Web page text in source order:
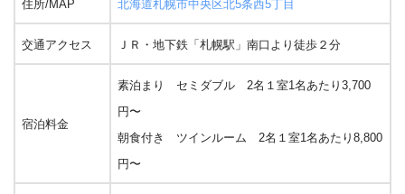
住所/MAP 北海道札幌市中央区北5条西5丁目
交通アクセス ＪＲ・地下鉄「札幌駅」南口より徒歩２分
宿泊料金
素泊まり セミダブル 2名１室1名あたり3,700
円〜
朝食付き ツインルーム 2名１室1名あたり8,800
円〜